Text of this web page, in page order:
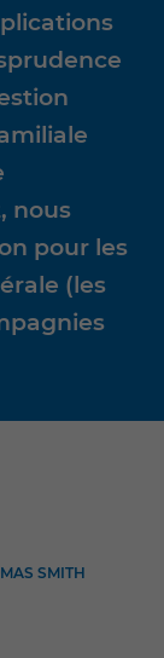
nous
pour les
(les
SMITH